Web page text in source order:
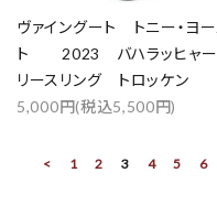
ヴァイングート トニー・ヨー
ト 2023 バハラッヒャ
リースリング トロッケン
5,000円(税込5,500円)
< 1 2 3 4 5 6